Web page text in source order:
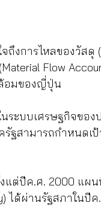
ถึงการไหลของวัสดุ
Flow
อมของญี่ปุ่น
ระบบเศรษฐกิจของ
ฐสามารถกำหนดเ
ต่ปีค.ศ. 2000 แผน
ได้ผ่านรัฐสภาในปีค